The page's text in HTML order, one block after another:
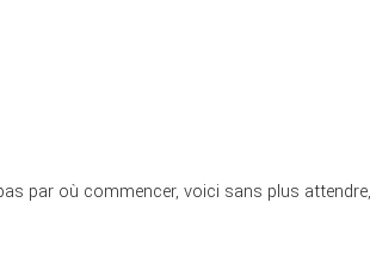
par où commencer, voici sans plus attendre,